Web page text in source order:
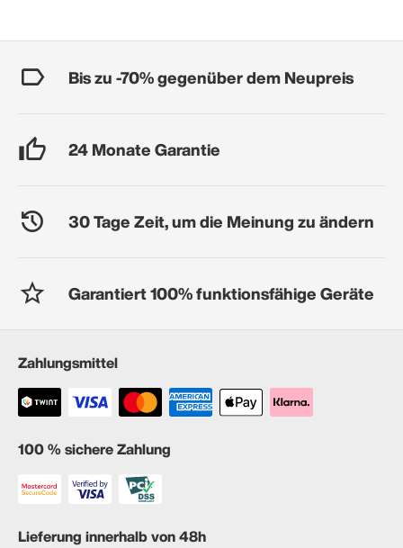
Bis zu -70% gegenüber dem Neupreis
24 Monate Garantie
30 Tage Zeit, um die Meinung zu ändern
Garantiert 100% funktionsfähige Geräte
Zahlungsmittel
100 % sichere Zahlung
Lieferung innerhalb von 48h